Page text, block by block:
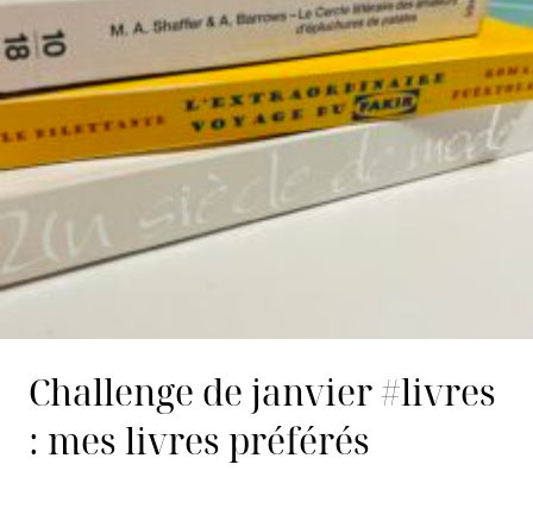
Challenge de janvier #livres
: mes livres préférés